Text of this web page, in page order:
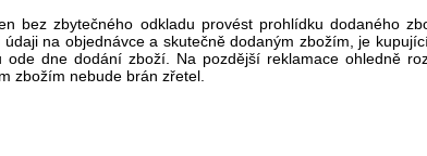
bez zbytečného odkladu provést prohlídku dodaného
na objednávce a skutečně dodaným zbožím, je
ode dne dodání zboží. Na pozdější reklamace ohledně
zbožím nebude brán zřetel.